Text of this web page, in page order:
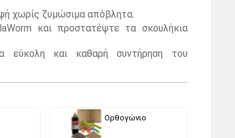
χωρίς ζυμώσιμα απόβλητα.
και προστατέψτε τα σκουλήκια
εύκολη και καθαρή συντήρηση του
Ορθογώνιο